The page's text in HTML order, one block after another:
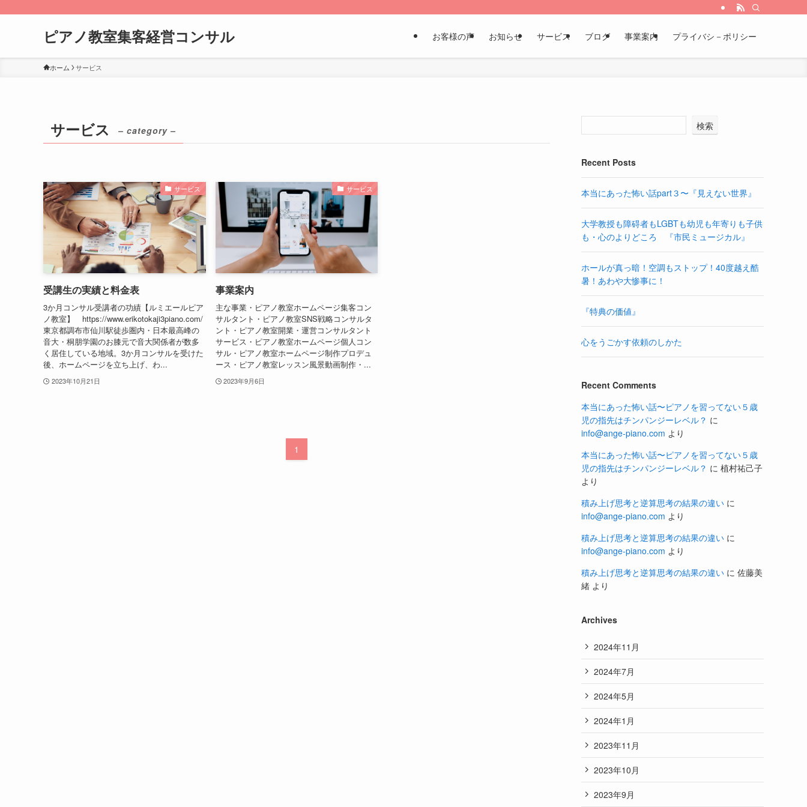
ピアノ教室集客経営コンサル お客様の声 お知らせ サービス ブログ 事業案内 プライバシ－ポリシー
ホーム サービス
サービス – category –
サービス
受講生の実績と料金表
3か月コンサル受講者の功績【ルミエールピア
ノ教室】 https://www.erikotokaji3piano.com/
東京都調布市仙川駅徒歩圏内・日本最高峰の
音大・桐朋学園のお膝元で音大関係者が数多
く居住している地域。3か月コンサルを受けた
後、ホームページを立ち上げ、わ...
2023年10月21日
サービス
事業案内
主な事業・ピアノ教室ホームページ集客コン
サルタント・ピアノ教室SNS戦略コンサルタ
ント・ピアノ教室開業・運営コンサルタント
サービス・ピアノ教室ホームページ個人コン
サル・ピアノ教室ホームページ制作プロデュ
ース・ピアノ教室レッスン風景動画制作・...
2023年9月6日
1
検索
Recent Posts
本当にあった怖い話part３〜『見えない世界』
大学教授も障碍者もLGBTも幼児も年寄りも子供
も・心のよりどころ 『市民ミュージカル』
ホールが真っ暗！空調もストップ！40度越え酷
暑！あわや大惨事に！
『特典の価値』
心をうごかす依頼のしかた
Recent Comments
本当にあった怖い話〜ピアノを習ってない５歳
児の指先はチンパンジーレベル？ に
info@ange-piano.com より
本当にあった怖い話〜ピアノを習ってない５歳
児の指先はチンパンジーレベル？ に 植村祐己子
より
積み上げ思考と逆算思考の結果の違い に
info@ange-piano.com より
積み上げ思考と逆算思考の結果の違い に
info@ange-piano.com より
積み上げ思考と逆算思考の結果の違い に 佐藤美
緒 より
Archives
2024年11月
2024年7月
2024年5月
2024年1月
2023年11月
2023年10月
2023年9月